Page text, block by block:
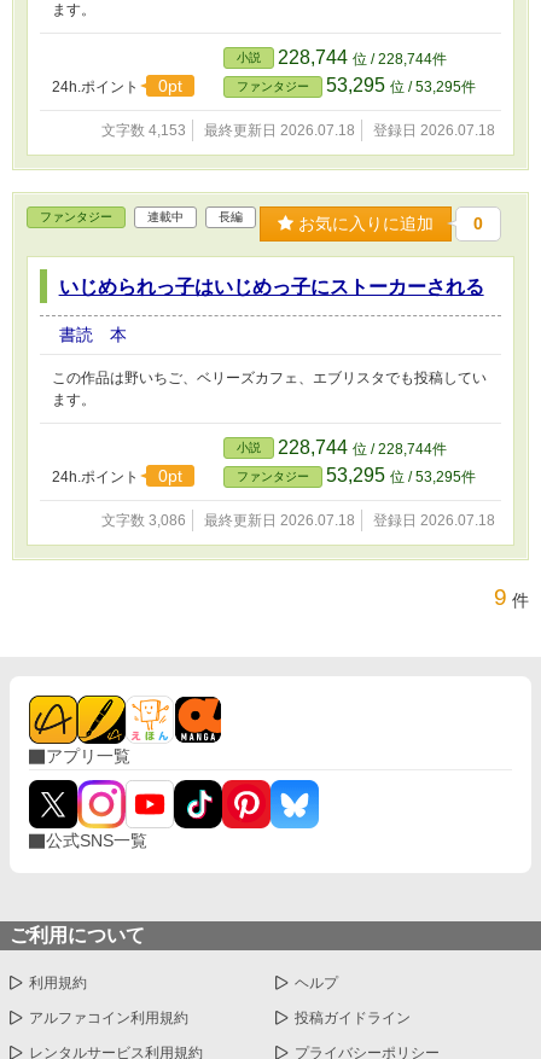
ます。
24h.ポイント 0pt
小説 228,744 位 / 228,744件
ファンタジー 53,295 位 / 53,295件
文字数 4,153 最終更新日 2026.07.18 登録日 2026.07.18
ファンタジー 連載中 長編 お気に入りに追加 0
いじめられっ子はいじめっ子にストーカーされる
書読 本
この作品は野いちご、ベリーズカフェ、エブリスタでも投稿してい
ます。
24h.ポイント 0pt
小説 228,744 位 / 228,744件
ファンタジー 53,295 位 / 53,295件
文字数 3,086 最終更新日 2026.07.18 登録日 2026.07.18
9 件
アプリ一覧
公式SNS一覧
ご利用について
利用規約 ヘルプ
アルファコイン利用規約 投稿ガイドライン
レンタルサービス利用規約 プライバシーポリシー